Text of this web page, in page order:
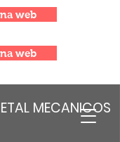
MECANICOS
web
web